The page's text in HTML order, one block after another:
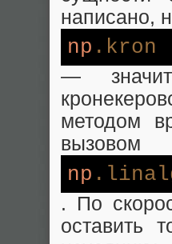
написано,
np .kron
—
методом
вызовом
np
. По
оставить